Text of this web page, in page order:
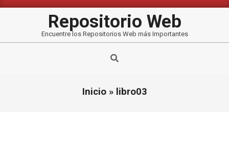
Repositorio Web
Encuentre los Repositorios Web más Importantes
Buscar
Inicio » libro03